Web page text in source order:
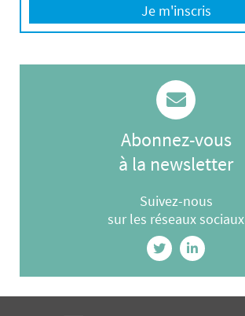
Je m'inscris
Abonnez-vous
à la newsletter
Suivez-nous
sur les réseaux sociaux